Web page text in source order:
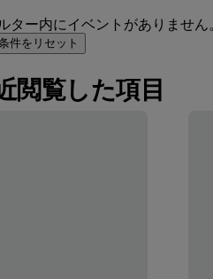
ター内にイベントがありませ
件をリセット
閲覧した項目